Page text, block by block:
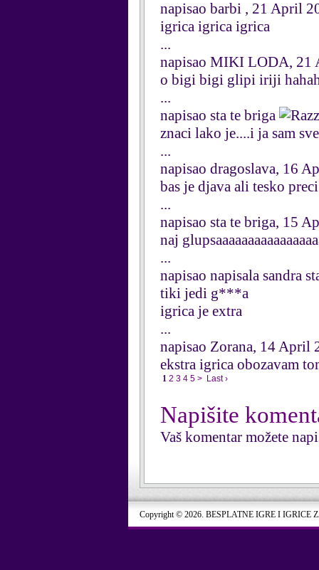
napisao barbi , 21 April
igrica igrica igrica
...
napisao MIKI LODA, 21
o bigi bigi glipi iriji
...
napisao sta te briga
znaci lako je....i ja sam
...
napisao dragoslava, 16
bas je djava ali tesko
...
napisao sta te briga, 15
naj
...
napisao napisala sandra
tiki jedi g***a
igrica je extra
...
napisao Zorana, 14 April
ekstra igrica obozavam
1 2 3 4 5 > Last ›
Napišite
Vaš komentar možete
Copyright © 2026. BESPLATNE IGRE I IGRICE